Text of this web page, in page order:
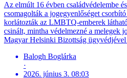
Az elmúlt 16 évben családvédelembe
csomagolták a jogegyenlőséget
korlátozták az LMBTQ-emberek
csinált, mintha védelmezné a melegek
Magyar Helsinki Bizottság
Balogh Boglárka
·
2026. június 3. 08:03